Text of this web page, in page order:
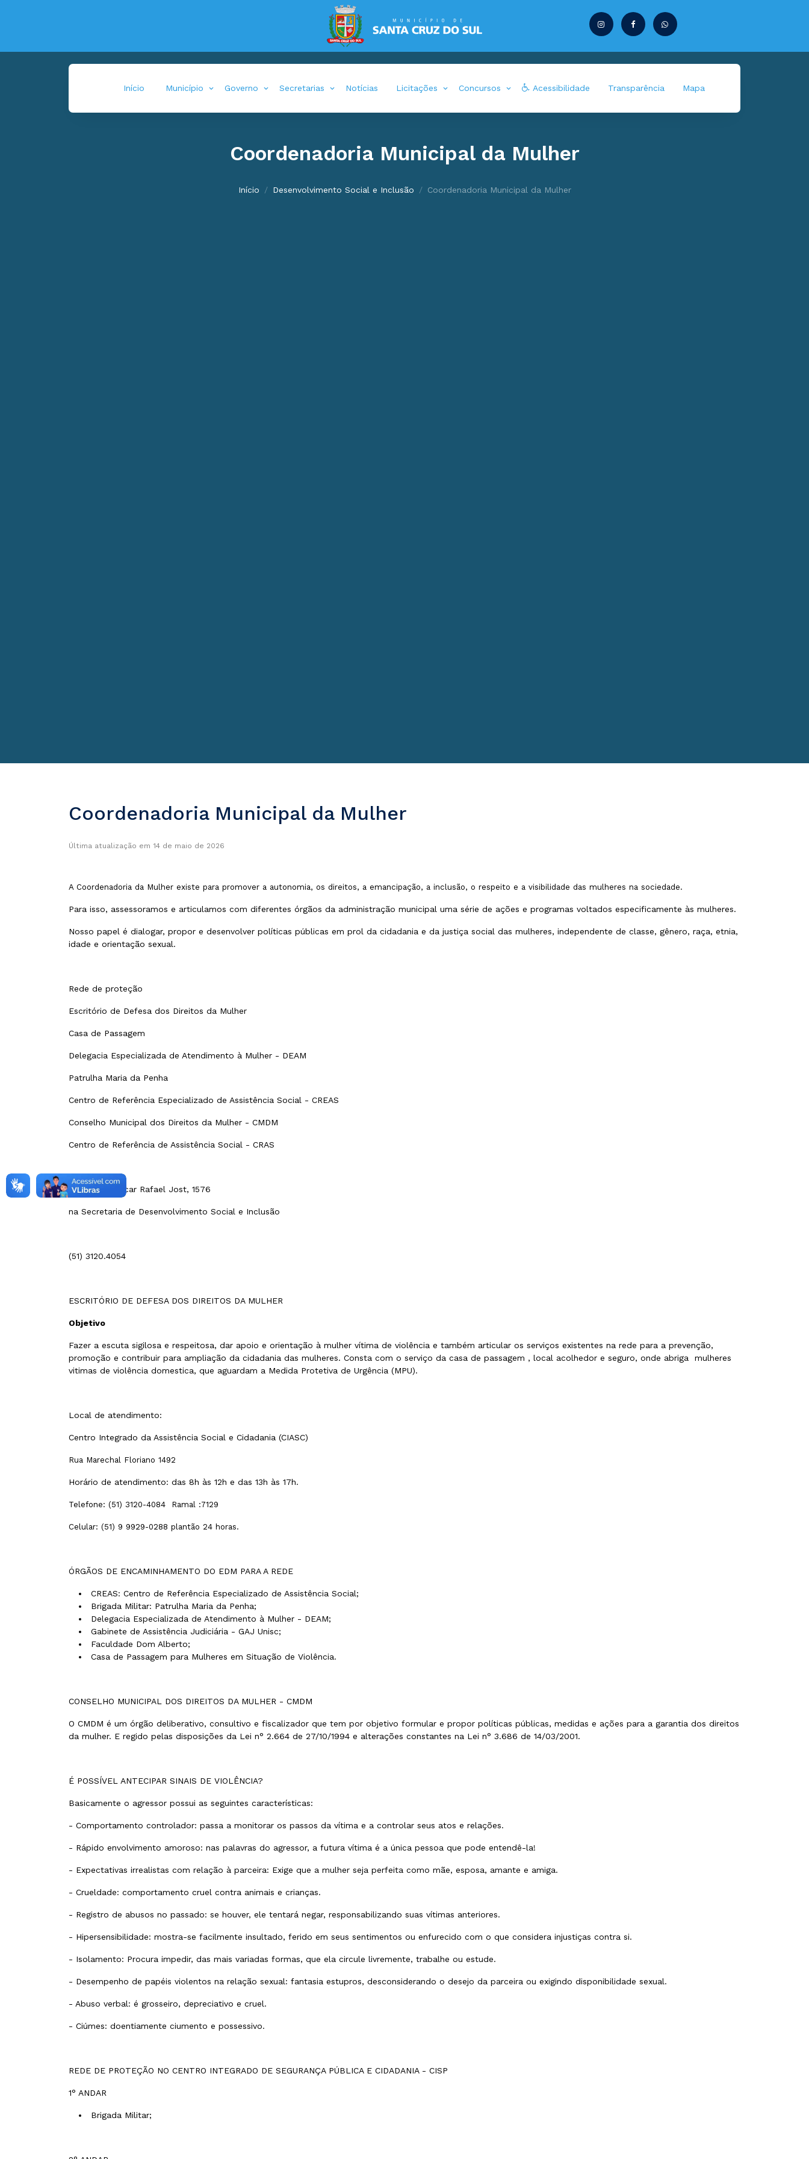
Início Município Governo Secretarias Notícias Licitações Concursos Acessibilidade Transparência Mapa
Coordenadoria Municipal da Mulher
Início Desenvolvimento Social e Inclusão Coordenadoria Municipal da Mulher
Coordenadoria Municipal da Mulher
Última atualização em 14 de maio de 2026
A Coordenadoria da Mulher existe para promover a autonomia, os direitos, a emancipação, a inclusão, o respeito e a visibilidade das mulheres na sociedade.
Para isso, assessoramos e articulamos com diferentes órgãos da administração municipal uma série de ações e programas voltados especificamente às mulheres.
Nosso papel é dialogar, propor e desenvolver políticas públicas em prol da cidadania e da justiça social das mulheres, independente de classe, gênero, raça, etnia,
idade e orientação sexual.
Rede de proteção
Escritório de Defesa dos Direitos da Mulher
Casa de Passagem
Delegacia Especializada de Atendimento à Mulher - DEAM
Patrulha Maria da Penha
Centro de Referência Especializado de Assistência Social - CREAS
Conselho Municipal dos Direitos da Mulher - CMDM
Centro de Referência de Assistência Social - CRAS
R. Coronel Oscar Rafael Jost, 1576
na Secretaria de Desenvolvimento Social e Inclusão
(51) 3120.4054
ESCRITÓRIO DE DEFESA DOS DIREITOS DA MULHER
Objetivo
Fazer a escuta sigilosa e respeitosa, dar apoio e orientação à mulher vítima de violência e também articular os serviços existentes na rede para a prevenção,
promoção e contribuir para ampliação da cidadania das mulheres. Consta com o serviço da casa de passagem , local acolhedor e seguro, onde abriga mulheres
vitimas de violência domestica, que aguardam a Medida Protetiva de Urgência (MPU).
Local de atendimento:
Centro Integrado da Assistência Social e Cidadania (CIASC)
Rua Marechal Floriano 1492
Horário de atendimento: das 8h às 12h e das 13h às 17h.
Telefone: (51) 3120-4084 Ramal :7129
Celular: (51) 9 9929-0288 plantão 24 horas.
ÓRGÃOS DE ENCAMINHAMENTO DO EDM PARA A REDE
CREAS: Centro de Referência Especializado de Assistência Social;
Brigada Militar: Patrulha Maria da Penha;
Delegacia Especializada de Atendimento à Mulher - DEAM;
Gabinete de Assistência Judiciária - GAJ Unisc;
Faculdade Dom Alberto;
Casa de Passagem para Mulheres em Situação de Violência.
CONSELHO MUNICIPAL DOS DIREITOS DA MULHER - CMDM
O CMDM é um órgão deliberativo, consultivo e fiscalizador que tem por objetivo formular e propor políticas públicas, medidas e ações para a garantia dos direitos
da mulher. E regido pelas disposições da Lei n° 2.664 de 27/10/1994 e alterações constantes na Lei n° 3.686 de 14/03/2001.
É POSSÍVEL ANTECIPAR SINAIS DE VIOLÊNCIA?
Basicamente o agressor possui as seguintes características:
- Comportamento controlador: passa a monitorar os passos da vítima e a controlar seus atos e relações.
- Rápido envolvimento amoroso: nas palavras do agressor, a futura vítima é a única pessoa que pode entendê-la!
- Expectativas irrealistas com relação à parceira: Exige que a mulher seja perfeita como mãe, esposa, amante e amiga.
- Crueldade: comportamento cruel contra animais e crianças.
- Registro de abusos no passado: se houver, ele tentará negar, responsabilizando suas vítimas anteriores.
- Hipersensibilidade: mostra-se facilmente insultado, ferido em seus sentimentos ou enfurecido com o que considera injustiças contra si.
- Isolamento: Procura impedir, das mais variadas formas, que ela circule livremente, trabalhe ou estude.
- Desempenho de papéis violentos na relação sexual: fantasia estupros, desconsiderando o desejo da parceira ou exigindo disponibilidade sexual.
- Abuso verbal: é grosseiro, depreciativo e cruel.
- Ciúmes: doentiamente ciumento e possessivo.
REDE DE PROTEÇÃO NO CENTRO INTEGRADO DE SEGURANÇA PÚBLICA E CIDADANIA - CISP
1° ANDAR
Brigada Militar;